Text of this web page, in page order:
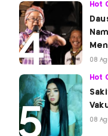
Hot
08
Hot
08